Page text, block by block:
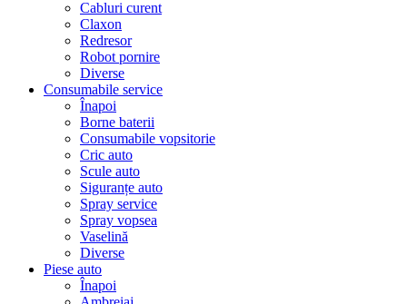
Cabluri curent
Claxon
Redresor
Robot pornire
Diverse
Consumabile service
Înapoi
Borne baterii
Consumabile vopsitorie
Cric auto
Scule auto
Siguranțe auto
Spray service
Spray vopsea
Vaselină
Diverse
Piese auto
Înapoi